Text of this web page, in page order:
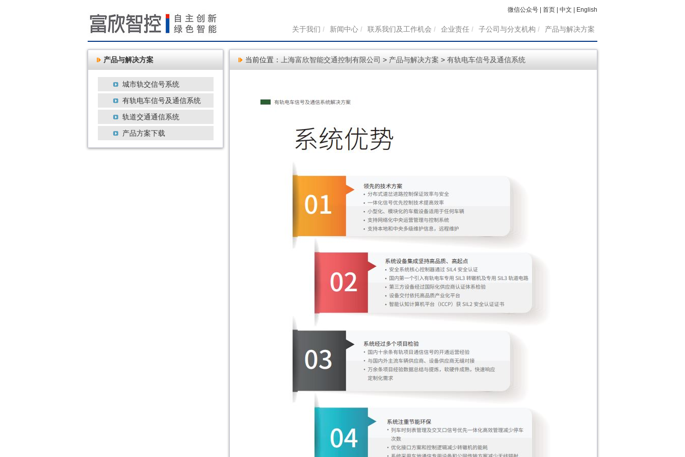
微信公众号 首页 中文 English
关于我们 / 新闻中心 / 联系我们及工作机会 / 企业责任 / 子公司与分支机构 / 产品与解决方案
当前位置： 上海富欣智能交通控制有限公司 > 产品与解决方案 > 有轨电车信号及通信系统
产品与解决方案
城市轨交信号系统
有轨电车信号及通信系统
轨道交通通信系统
产品方案下载